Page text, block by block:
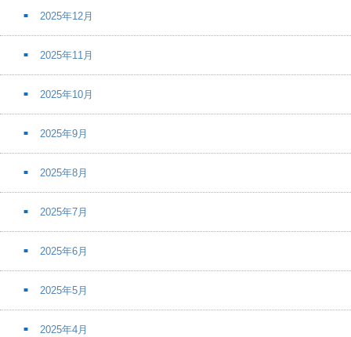
2025年12月
2025年11月
2025年10月
2025年9月
2025年8月
2025年7月
2025年6月
2025年5月
2025年4月